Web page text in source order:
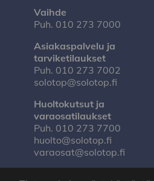
Vaihde
Puh. 010 273 7000
Asiakaspalvelu ja
tarviketilaukset
Puh. 010 273 7002
solotop@solotop.fi
Huoltokutsut ja
varaosatilaukset
Puh. 010 273 7700
huolto@solotop.fi
varaosat@solotop.fi